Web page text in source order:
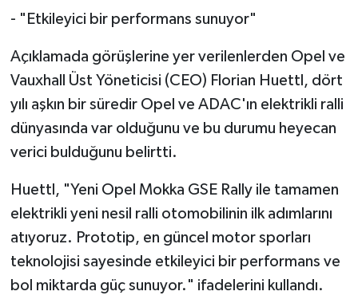
- "Etkileyici bir performans sunuyor"
Açıklamada görüşlerine yer verilenlerden Opel ve
Vauxhall Üst Yöneticisi (CEO) Florian Huettl, dört
yılı aşkın bir süredir Opel ve ADAC'ın elektrikli ralli
dünyasında var olduğunu ve bu durumu heyecan
verici bulduğunu belirtti.
Huettl, "Yeni Opel Mokka GSE Rally ile tamamen
elektrikli yeni nesil ralli otomobilinin ilk adımlarını
atıyoruz. Prototip, en güncel motor sporları
teknolojisi sayesinde etkileyici bir performans ve
bol miktarda güç sunuyor." ifadelerini kullandı.